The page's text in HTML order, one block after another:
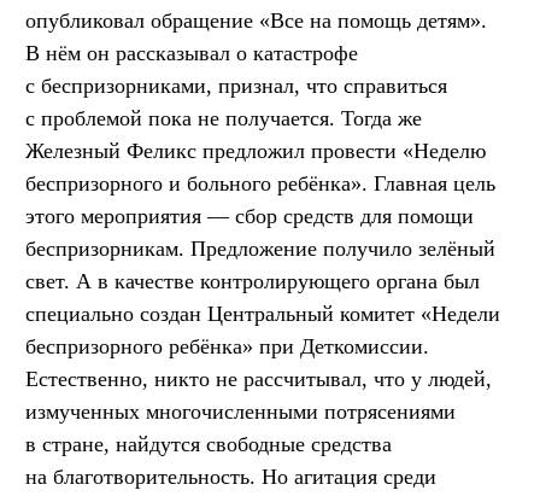
опубликовал обращение «Все на помощь детям».
В нём он рассказывал о катастрофе
с беспризорниками, признал, что справиться
с проблемой пока не получается. Тогда же
Железный Феликс предложил провести «Неделю
беспризорного и больного ребёнка». Главная цель
этого мероприятия — сбор средств для помощи
беспризорникам. Предложение получило зелёный
свет. А в качестве контролирующего органа был
специально создан Центральный комитет «Недели
беспризорного ребёнка» при Деткомиссии.
Естественно, никто не рассчитывал, что у людей,
измученных многочисленными потрясениями
в стране, найдутся свободные средства
на благотворительность. Но агитация среди